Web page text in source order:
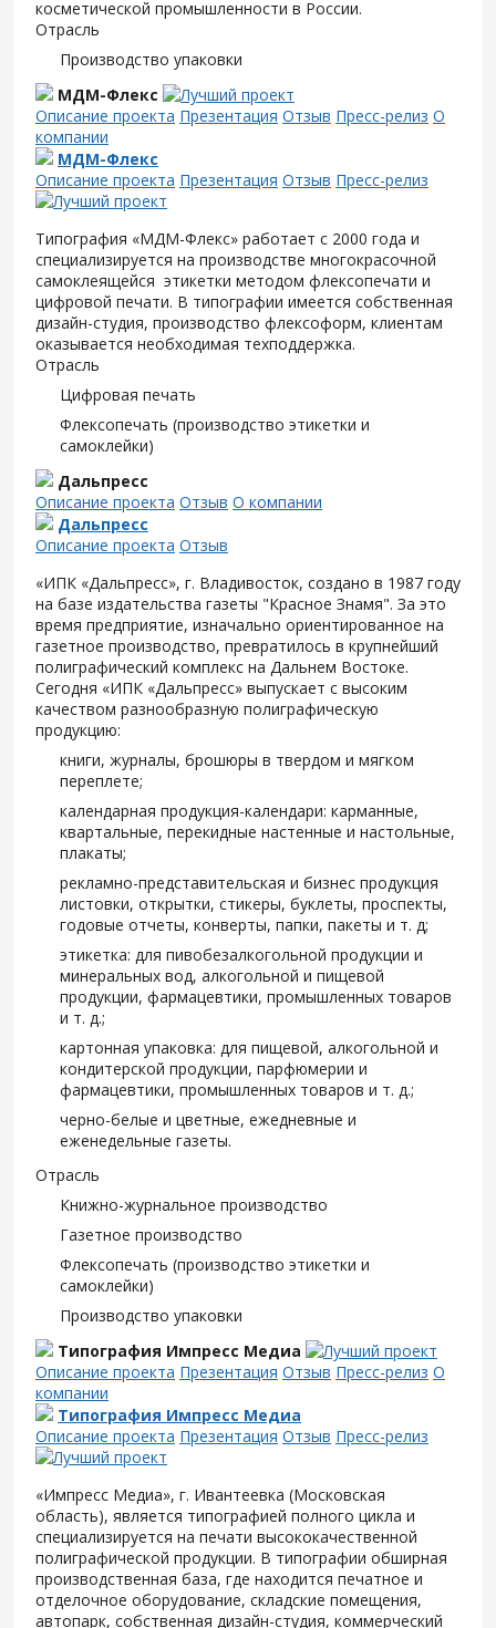
косметической промышленности в России.
Отрасль
Производство упаковки
МДМ-Флекс
Описание проекта Презентация Отзыв Пресс-релиз О
компании
МДМ-Флекс
Описание проекта Презентация Отзыв Пресс-релиз
Типография «МДМ-Флекс» работает с 2000 года и
специализируется на производстве многокрасочной
самоклеящейся этикетки методом флексопечати и
цифровой печати. В типографии имеется собственная
дизайн-студия, производство флексоформ, клиентам
оказывается необходимая техподдержка.
Отрасль
Цифровая печать
Флексопечать (производство этикетки и
самоклейки)
Дальпресс
Описание проекта Отзыв О компании
Дальпресс
Описание проекта Отзыв
«ИПК «Дальпресс», г. Владивосток, создано в 1987 году
на базе издательства газеты "Красное Знамя". За это
время предприятие, изначально ориентированное на
газетное производство, превратилось в крупнейший
полиграфический комплекс на Дальнем Востоке.
Сегодня «ИПК «Дальпресс» выпускает с высоким
качеством разнообразную полиграфическую
продукцию:
книги, журналы, брошюры в твердом и мягком
переплете;
календарная продукция-календари: карманные,
квартальные, перекидные настенные и настольные,
плакаты;
рекламно-представительская и бизнес продукция
листовки, открытки, стикеры, буклеты, проспекты,
годовые отчеты, конверты, папки, пакеты и т. д;
этикетка: для пивобезалкогольной продукции и
минеральных вод, алкогольной и пищевой
продукции, фармацевтики, промышленных товаров
и т. д.;
картонная упаковка: для пищевой, алкогольной и
кондитерской продукции, парфюмерии и
фармацевтики, промышленных товаров и т. д.;
черно-белые и цветные, ежедневные и
еженедельные газеты.
Отрасль
Книжно-журнальное производство
Газетное производство
Флексопечать (производство этикетки и
самоклейки)
Производство упаковки
Типография Импресс Медиа
Описание проекта Презентация Отзыв Пресс-релиз О
компании
Типография Импресс Медиа
Описание проекта Презентация Отзыв Пресс-релиз
«Импресс Медиа», г. Ивантеевка (Московская
область), является типографией полного цикла и
специализируется на печати высококачественной
полиграфической продукции. В типографии обширная
производственная база, где находится печатное и
отделочное оборудование, складские помещения,
автопарк, собственная дизайн-студия, коммерческий